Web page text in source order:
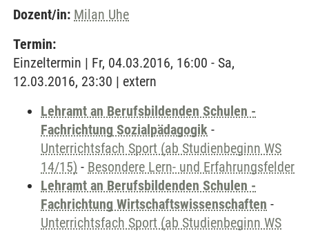
Dozent/in: Milan Uhe
Termin:
Einzeltermin | Fr, 04.03.2016, 16:00 - Sa,
12.03.2016, 23:30 | extern
Lehramt an Berufsbildenden Schulen -
Fachrichtung Sozialpädagogik -
Unterrichtsfach Sport (ab Studienbeginn WS
14/15) - Besondere Lern- und Erfahrungsfelder
Lehramt an Berufsbildenden Schulen -
Fachrichtung Wirtschaftswissenschaften -
Unterrichtsfach Sport (ab Studienbeginn WS